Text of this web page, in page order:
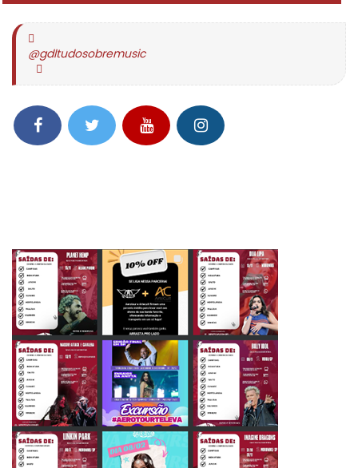
@gdltudosobremusic